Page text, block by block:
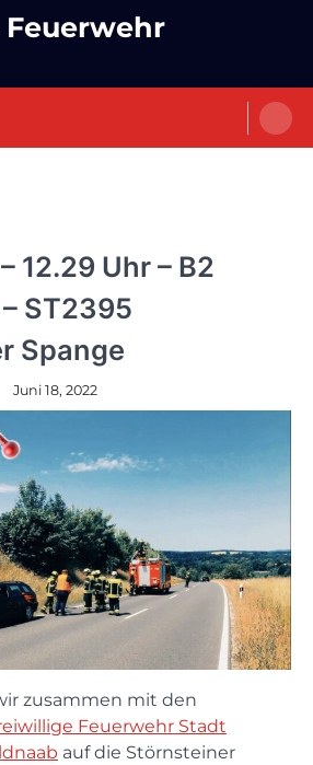
12.29 Uhr – B2
ST2395
Spange
Juni 18, 2022
zusammen mit den
Feuerwehr Stadt
auf die Störnsteiner